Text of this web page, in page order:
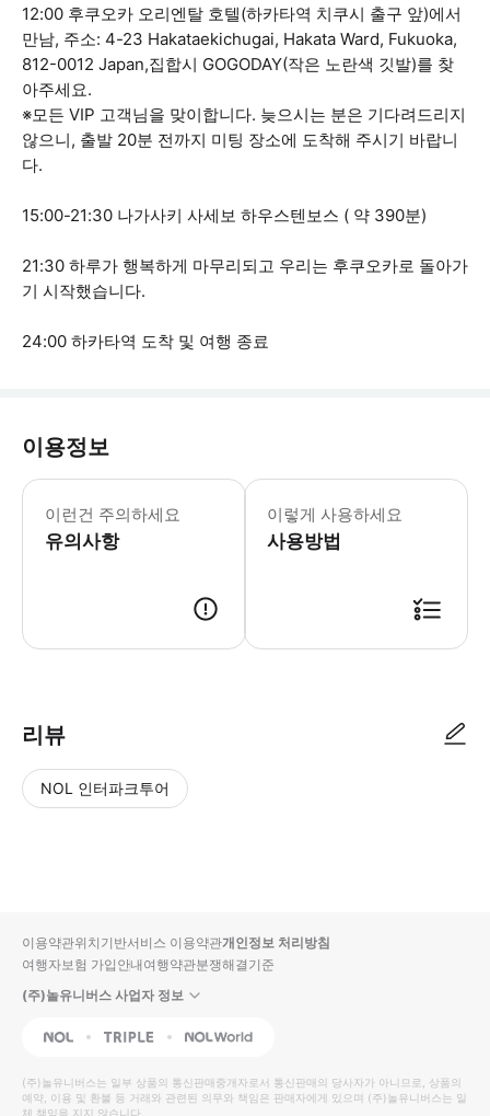
12:00 후쿠오카 오리엔탈 호텔(하카타역 치쿠시 출구 앞)에서
만남, 주소: 4-23 Hakataekichugai, Hakata Ward, Fukuoka,
812-0012 Japan,집합시 GOGODAY(작은 노란색 깃발)를 찾
아주세요.
※모든 VIP 고객님을 맞이합니다. 늦으시는 분은 기다려드리지
않으니, 출발 20분 전까지 미팅 장소에 도착해 주시기 바랍니
다.
15:00-21:30 나가사키 사세보 하우스텐보스 ( 약 390분)
21:30 하루가 행복하게 마무리되고 우리는 후쿠오카로 돌아가
기 시작했습니다.
24:00 하카타역 도착 및 여행 종료
이용정보
이런건 주의하세요
유의사항
지정하신 날짜에만 유효합니다. 본 투
이렇게 사용하세요
사용방법
리뷰
NOL 인터파크투어
입니
다.
높
은
동
영
순
상
이용약관위치기반서비스 이용약관개인정보 처리방침
여행자보험 가입안내여행약관분쟁해결기준
(주)놀유니버스 사업자 정보
NOL Triple Interpark Global
(주)놀유니버스는 일부 상품의 통신판매중개자로서 통신판매의 당사자가 아니므로, 상품의
예약, 이용 및 환불 등 거래와 관련된 의무와 책임은 판매자에게 있으며 (주)놀유니버스는 일
체 책임을 지지 않습니다.